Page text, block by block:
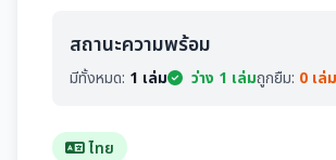
สถานะความพร้อม
มีทั้งหมด: 1 เล่ม ว่าง 1 เล่มถูกยืม: 0 เล่ม
ไทย